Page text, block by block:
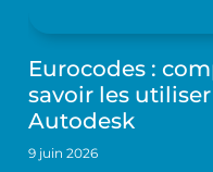
Eurocodes :
savoir les
Autodesk
9 juin 2026